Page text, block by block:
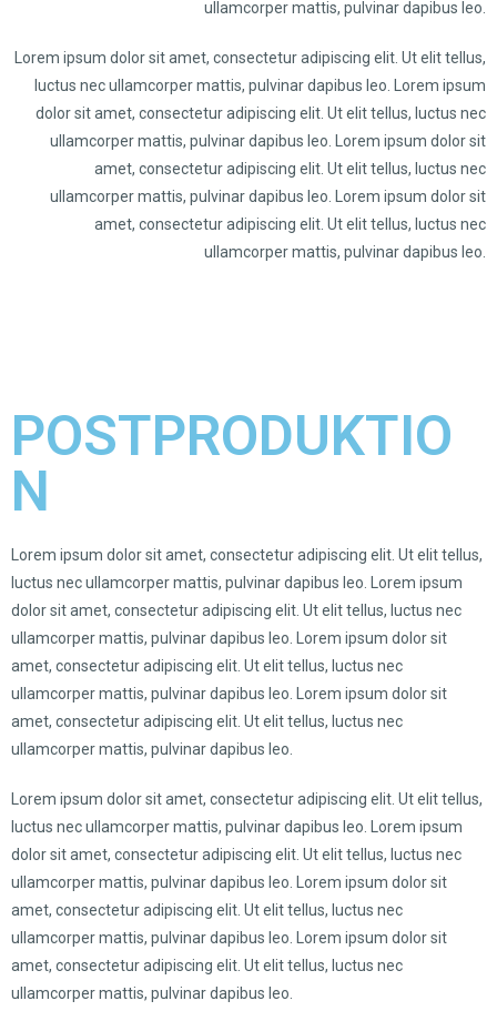
ullamcorper mattis, pulvinar dapibus leo.
Lorem ipsum dolor sit amet, consectetur adipiscing elit. Ut elit tellus,
luctus nec ullamcorper mattis, pulvinar dapibus leo. Lorem ipsum
dolor sit amet, consectetur adipiscing elit. Ut elit tellus, luctus nec
ullamcorper mattis, pulvinar dapibus leo. Lorem ipsum dolor sit
amet, consectetur adipiscing elit. Ut elit tellus, luctus nec
ullamcorper mattis, pulvinar dapibus leo. Lorem ipsum dolor sit
amet, consectetur adipiscing elit. Ut elit tellus, luctus nec
ullamcorper mattis, pulvinar dapibus leo.
POSTPRODUKTIO
N
Lorem ipsum dolor sit amet, consectetur adipiscing elit. Ut elit tellus,
luctus nec ullamcorper mattis, pulvinar dapibus leo. Lorem ipsum
dolor sit amet, consectetur adipiscing elit. Ut elit tellus, luctus nec
ullamcorper mattis, pulvinar dapibus leo. Lorem ipsum dolor sit
amet, consectetur adipiscing elit. Ut elit tellus, luctus nec
ullamcorper mattis, pulvinar dapibus leo. Lorem ipsum dolor sit
amet, consectetur adipiscing elit. Ut elit tellus, luctus nec
ullamcorper mattis, pulvinar dapibus leo.
Lorem ipsum dolor sit amet, consectetur adipiscing elit. Ut elit tellus,
luctus nec ullamcorper mattis, pulvinar dapibus leo. Lorem ipsum
dolor sit amet, consectetur adipiscing elit. Ut elit tellus, luctus nec
ullamcorper mattis, pulvinar dapibus leo. Lorem ipsum dolor sit
amet, consectetur adipiscing elit. Ut elit tellus, luctus nec
ullamcorper mattis, pulvinar dapibus leo. Lorem ipsum dolor sit
amet, consectetur adipiscing elit. Ut elit tellus, luctus nec
ullamcorper mattis, pulvinar dapibus leo.